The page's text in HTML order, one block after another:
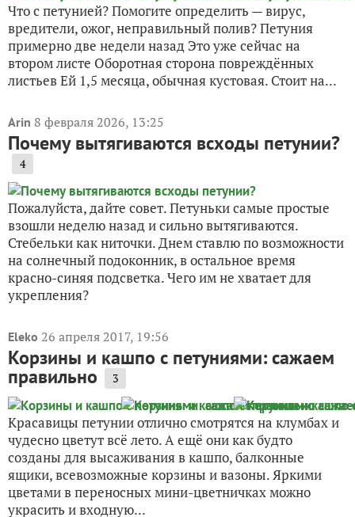
Что с петунией? Помогите определить — вирус,
вредители, ожог, неправильный полив? Петуния
примерно две недели назад Это уже сейчас на
втором листе Оборотная сторона повреждённых
листьев Ей 1,5 месяца, обычная кустовая. Стоит на...
Arin 8 февраля 2026, 13:25
Почему вытягиваются всходы петунии?
4
Пожалуйста, дайте совет. Петуньки самые простые
взошли неделю назад и сильно вытягиваются.
Стебельки как ниточки. Днем ставлю по возможности
на солнечный подоконник, в остальное время
красно-синяя подсветка. Чего им не хватает для
укрепления?
Eleko 26 апреля 2017, 19:56
Корзины и кашпо с петуниями: сажаем
правильно 3
Красавицы петунии отлично смотрятся на клумбах и
чудесно цветут всё лето. А ещё они как будто
созданы для высаживания в кашпо, балконные
ящики, всевозможные корзины и вазоны. Яркими
цветами в переносных мини-цветничках можно
украсить и входную...